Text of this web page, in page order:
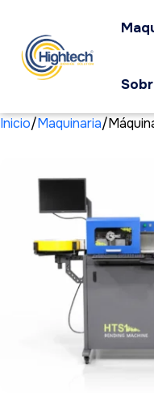
Inicio Maquinaria